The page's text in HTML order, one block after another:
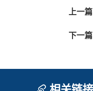
上一篇
下一篇